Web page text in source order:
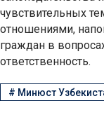
чувствительных
отношениями,
граждан в
ответственность.
# Минюст